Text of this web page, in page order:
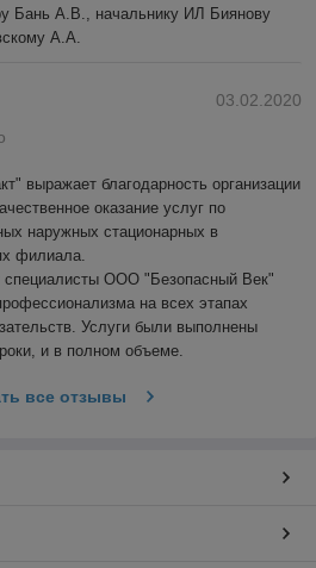
Бань А.В., начальнику ИЛ Биянову
А.А.
03.02.2020
выражает благодарность организации
оказание услуг по
наружных стационарных в
филиала.
специалисты ООО "Безопасный Век"
на всех этапах
Услуги были выполнены
и в полном объеме.
все отзывы